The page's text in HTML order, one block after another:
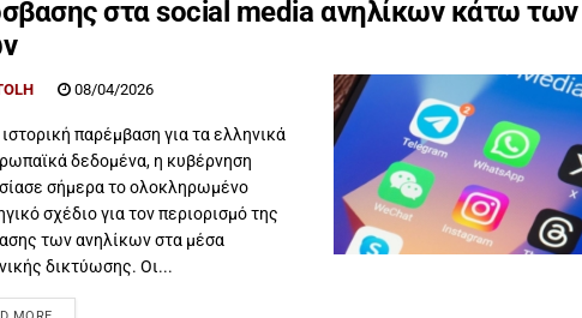
στα social media ανηλίκων κάτω
08/04/2026
παρέμβαση για τα ελληνικά
δεδομένα, η κυβέρνηση
σήμερα το ολοκληρωμένο
σχέδιο για τον περιορισμό της
των ανηλίκων στα μέσα
δικτύωσης. Οι...